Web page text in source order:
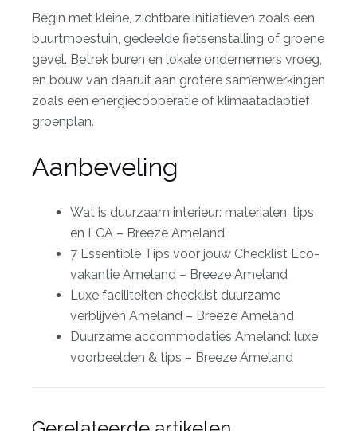
Begin met kleine, zichtbare initiatieven zoals een
buurtmoestuin, gedeelde fietsenstalling of groene
gevel. Betrek buren en lokale ondernemers vroeg,
en bouw van daaruit aan grotere samenwerkingen
zoals een energiecoöperatie of klimaatadaptief
groenplan.
Aanbeveling
Wat is duurzaam interieur: materialen, tips
en LCA – Breeze Ameland
7 Essentible Tips voor jouw Checklist Eco-
vakantie Ameland – Breeze Ameland
Luxe faciliteiten checklist duurzame
verblijven Ameland – Breeze Ameland
Duurzame accommodaties Ameland: luxe
voorbeelden & tips – Breeze Ameland